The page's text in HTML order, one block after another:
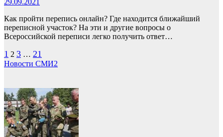
Как пройти перепись онлайн? Где находится ближайший
переписной участок? На эти и другие вопросы о
Всероссийской переписи легко получить ответ…
Пагинация
записей
1 2 3 … 21
Новости СМИ2